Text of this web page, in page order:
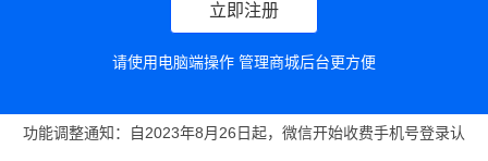
立即注册
请使用电脑端操作 管理商城后台更方便
功能调整通知：自2023年8月26日起，微信开始收费手机号登录认